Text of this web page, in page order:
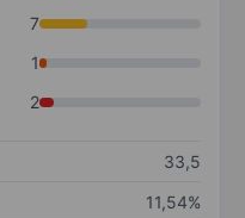
7
1
2
33,5
11,54%